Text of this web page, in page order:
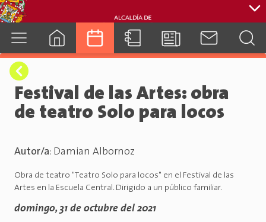
Festival de las Artes: obra
de teatro Solo para locos
Autor/a: Damian Albornoz
Obra de teatro "Teatro Solo para locos" en el Festival de las
Artes en la Escuela Central. Dirigido a un público familiar.
domingo, 31 de octubre del 2021